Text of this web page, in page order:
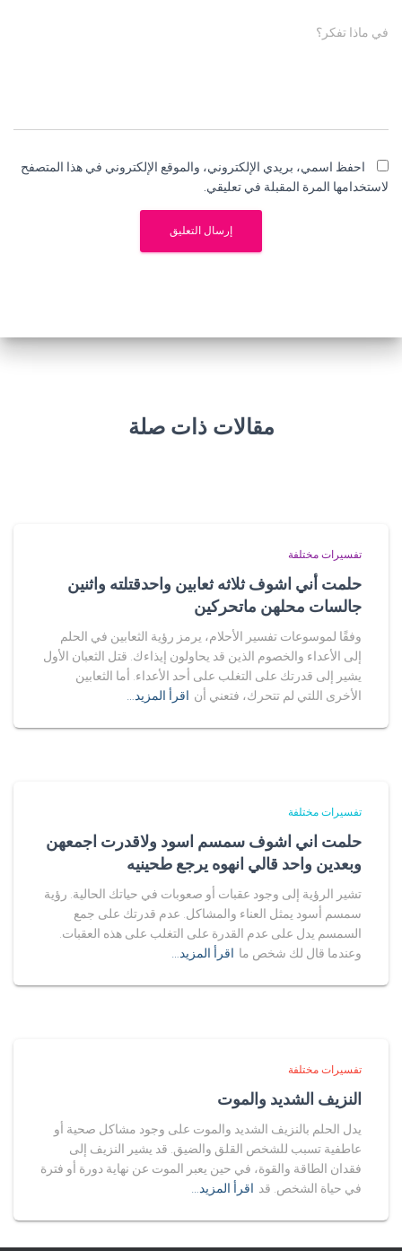
في ماذا تفكر؟
احفظ اسمي، بريدي الإلكتروني، والموقع الإلكتروني في هذا المتصفح
لاستخدامها المرة المقبلة في تعليقي.
مقالات ذات صلة
تفسيرات مختلفة
حلمت أني اشوف ثلاثه ثعابين واحدقتلته واثنين
جالسات محلهن ماتحركين
وفقًا لموسوعات تفسير الأحلام، يرمز رؤية الثعابين في الحلم
إلى الأعداء والخصوم الذين قد يحاولون إيذاءك. قتل الثعبان الأول
يشير إلى قدرتك على التغلب على أحد الأعداء. أما الثعابين
الأخرى اللتي لم تتحرك، فتعني أن اقرأ المزيد…
تفسيرات مختلفة
حلمت اني اشوف سمسم اسود ولاقدرت اجمعهن
وبعدين واحد قالي انهوه يرجع طحينيه
تشير الرؤية إلى وجود عقبات أو صعوبات في حياتك الحالية. رؤية
سمسم أسود يمثل العناء والمشاكل. عدم قدرتك على جمع
السمسم يدل على عدم القدرة على التغلب على هذه العقبات.
وعندما قال لك شخص ما اقرأ المزيد…
تفسيرات مختلفة
النزيف الشديد والموت
يدل الحلم بالنزيف الشديد والموت على وجود مشاكل صحية أو
عاطفية تسبب للشخص القلق والضيق. قد يشير النزيف إلى
فقدان الطاقة والقوة، في حين يعبر الموت عن نهاية دورة أو فترة
في حياة الشخص. قد اقرأ المزيد…